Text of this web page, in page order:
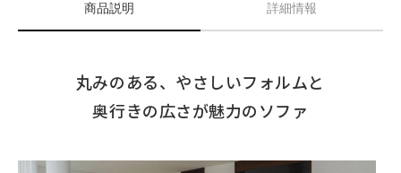
商品説明 詳細情報
丸みのある、やさしいフォルムと
奥行きの広さが魅力のソファ